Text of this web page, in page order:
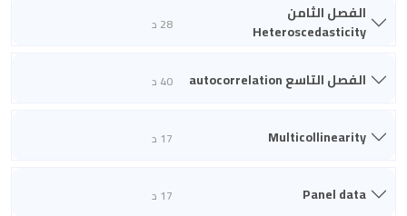
الفصل الثامن
Heteroscedasticity
28 د
الفصل التاسع autocorrelation 40 د
Multicollinearity 17 د
Panel data 17 د